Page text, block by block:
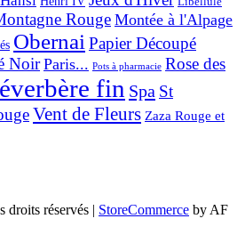
RougeMontée à l'Alpage
ObernaiPapier Découpé
Noir Paris... Pots à pharmacie Rose des
fin Spa St
Vent de Fleurs Zaza Rouge et
droits réservés
StoreCommerce by AF